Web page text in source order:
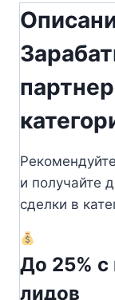
и получайте
сделки в
До 25% с
лидов